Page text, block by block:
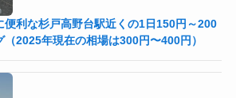
便利な杉戸高野台駅近くの1日150円～200
（2025年現在の相場は300円〜400円）